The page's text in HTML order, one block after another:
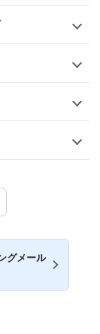
グメール